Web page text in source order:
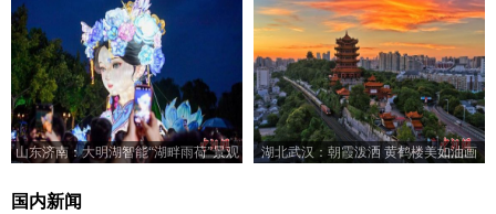
山东济南：大明湖智能“湖畔雨荷”景观
湖北武汉：朝霞泼洒 黄鹤楼美如油画
国内新闻